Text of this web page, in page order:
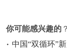
你可能感兴趣的 ？
中国“双循环”